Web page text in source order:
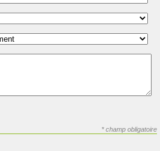
* champ obligatoire